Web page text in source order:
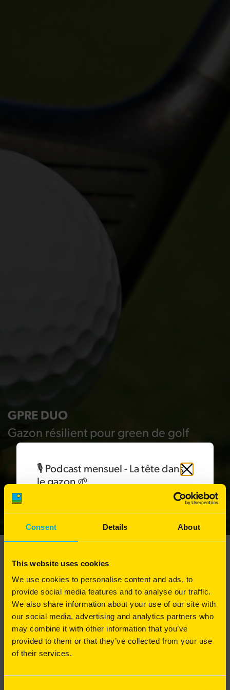
Consent Details About
This website uses cookies
We use cookies to personalise content and ads, to
provide social media features and to analyse our traffic.
We also share information about your use of our site with
our social media, advertising and analytics partners who
may combine it with other information that you’ve
provided to them or that they’ve collected from your use
of their services.
GPRE DUO
Gazon résilient pour green de golf
Gamme Résiliente
Synergie entre les Agrostides Tenue et Stolonifère
Régularité tout au long de l'année
Moindre sensibilité aux maladies
Fermer
🎙️ Podcast mensuel - La tête dans
le gazon 🌱
Dans ce nouvel épisode de notre podcast « La tête
Gazons chez Barenbrug France, présente les
le gazon.
Les interventions mécaniques sont indispensables
pour garantir une bonne circulation de l'eau et de
l'air, tout en maintenant un sol riche en matière
organique et en nutriments. Elles permettent de
préserver durablement la qualité du sol et
d'optimiser les bénéfices de la tonte, de l'arrosage
et de la fertilisation.